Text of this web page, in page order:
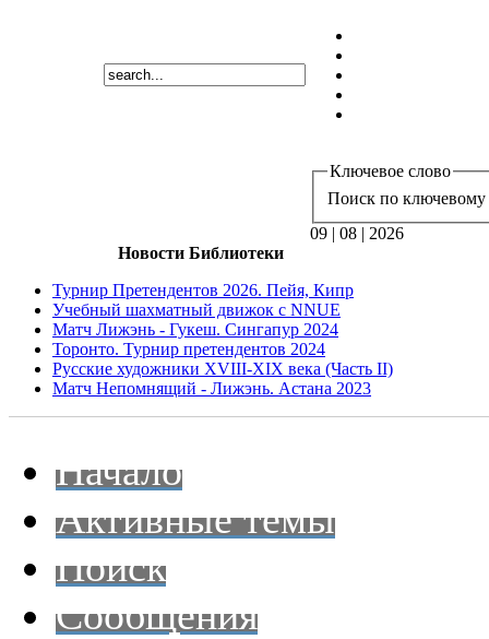
Ключевое слово
Поиск по ключевому
09 | 08 | 2026
Новости Библиотеки
Турнир Претендентов 2026. Пейя, Кипр
Учебный шахматный движок с NNUE
Матч Лижэнь - Гукеш. Сингапур 2024
Торонто. Турнир претендентов 2024
Русские художники XVIII-XIX века (Часть II)
Матч Непомнящий - Лижэнь. Астана 2023
Начало
Активные темы
Поиск
Сообщения